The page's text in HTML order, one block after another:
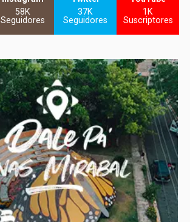
58K
Seguidores
37K
Seguidores
1K
Suscriptores